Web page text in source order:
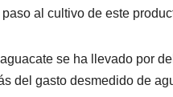
al cultivo de este
se ha llevado por
del gasto desmedido de